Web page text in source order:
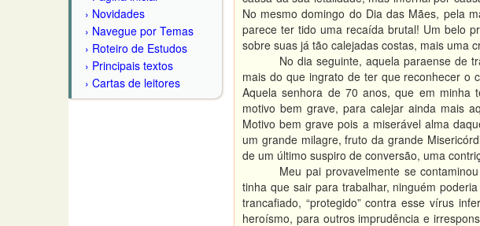
Novidades
Navegue por Temas
Roteiro de Estudos
Principais textos
Cartas de leitores
No mesmo domingo do Dia das Mães, pela
parece ter tido uma recaída brutal! Um belo
sobre suas já tão calejadas costas, mais uma
No dia seguinte, aquela paraense de
mais do que ingrato de ter que reconhecer o
Aquela senhora de 70 anos, que em minha
motivo bem grave, para calejar ainda mais
Motivo bem grave pois a miserável alma
um grande milagre, fruto da grande
de um último suspiro de conversão, uma
Meu pai provavelmente se
tinha que sair para trabalhar, ninguém
trancafiado, “protegido” contra esse vírus
heroísmo, para outros imprudência e